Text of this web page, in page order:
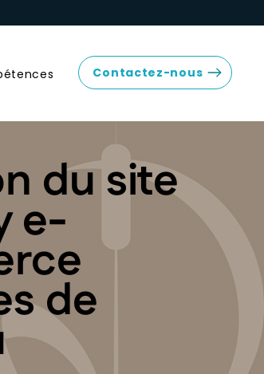
Contactez-nous
du site
e-
de